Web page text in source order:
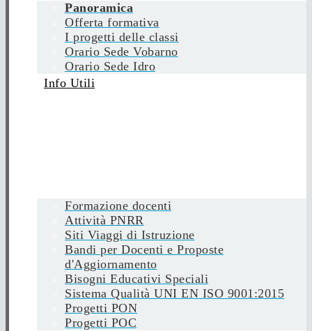
Panoramica
Offerta formativa
I progetti delle classi
Orario Sede Vobarno
Orario Sede Idro
Info Utili
Formazione docenti
Attività PNRR
Siti Viaggi di Istruzione
Bandi per Docenti e Proposte
d'Aggiornamento
Bisogni Educativi Speciali
Sistema Qualità UNI EN ISO 9001:2015
Progetti PON
Progetti POC